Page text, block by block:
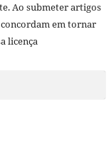
Ao submeter artigos
em tornar
licença